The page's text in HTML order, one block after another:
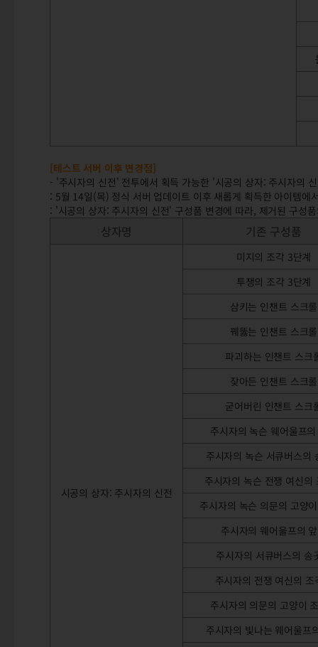
[테스트 서버 이후 변경점]
- '주시자의 신전' 전투에서 획득 가능한 '시공의 상자: 주시자의
: 5월 14일(목) 정식 서버 업데이트 이후 새롭게 획득한 아이템에
: '시공의 상자: 주시자의 신전' 구성품 변경에 따라, 제거된 구성
상자명 기존 구성품
시공의 상자: 주시자의 신전
미지의 조각 3단계
투쟁의 조각 3단계
삼키는 인챈트 스크롤
꿰뚫는 인챈트 스크롤
파괴하는 인챈트 스크
잦아든 인챈트 스크롤
굳어버린 인챈트 스크
주시자의 녹슨 웨어울프
주시자의 녹슨 서큐버스의
주시자의 녹슨 전쟁 여신의
주시자의 녹슨 의문의 고양
주시자의 웨어울프의
주시자의 서큐버스의 송
주시자의 전쟁 여신의 조
주시자의 의문의 고양이
주시자의 빛나는 웨어울프